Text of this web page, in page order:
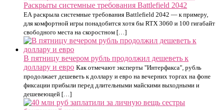
Раскрыты системные требования Battlefield 2042
EA раскрыла системные требования Battlefield 2042 — к примеру,
для комфортной игры понадобится хотя бы RTX 3060 и 100 гигабайт
свободного места на скоростном […]
В пятницу вечером рубль продолжил дешеветь к
доллару и евро Как отмечают эксперты "Интерфакса", рубль
продолжает дешеветь к доллару и евро на вечерних торгах на фоне
фиксации прибыли перед длительными майскими выходными и
дешевеющей […]